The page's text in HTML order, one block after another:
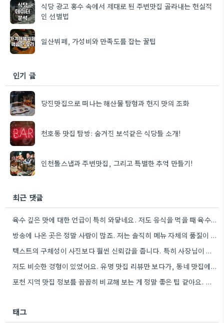
식당 광고 홍수 속에서 제대로 된 주변맛집 골라내는 현실적
인 선별법
일산뷔페, 가성비와 만족도를 잡는 꿀팁
인기 글
당진맛집으로 떠나는 해산물 탐험과 현지 맛의 조화
천호동 맛집 탐방: 숨겨진 보석같은 식당들 소개!
인천돌스냅과 주변맛집, 그리고 특별한 추억 만들기!
최근 댓글
육수 깊은 맛에 대한 언급이 특히 와닿네요. 저도 음식을 먹을 때 육수의 깊은 맛을 중요하게…
방송에 나온 곳은 정말 사람이 많죠. 저는 솔직히 메뉴 자체의 품질이 더 중요하다고 생각해요.
텍스트의 구체성이 사진보다 훨씬 신뢰감을 줍니다. 특히 사장님이 직접 요리하는 곳을 찾는 게 좋은 전략인…
저도 비슷한 경험이 있었어요. 유명 맛집 리뷰만 보다가, 동네 맛집에서 훨씬 더 맛있는 음식을 먹고…
포천 지역 맛집 정보를 꼼꼼히 비교해 보는 게 정말 좋은 팁 같아요. 특히 커뮤니티 언급…
태그